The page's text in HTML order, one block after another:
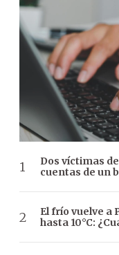
Dos víctimas
cuentas de un
El frío vuelve a
hasta 10°C: